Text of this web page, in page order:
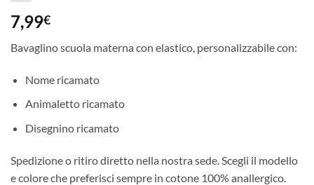
7,99€
Bavaglino scuola materna con elastico, personalizzabile con:
Nome ricamato
Animaletto ricamato
Disegnino ricamato
Spedizione o ritiro diretto nella nostra sede. Scegli il modello
e colore che preferisci sempre in cotone 100% anallergico.